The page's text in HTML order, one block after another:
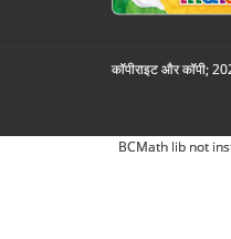
कॉपीराइट और कॉपी;
BCMath lib not